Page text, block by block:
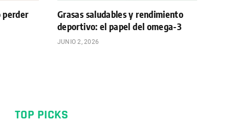
perder
Grasas saludables y rendimiento
deportivo: el papel del omega-3
JUNIO 2, 2026
TOP PICKS